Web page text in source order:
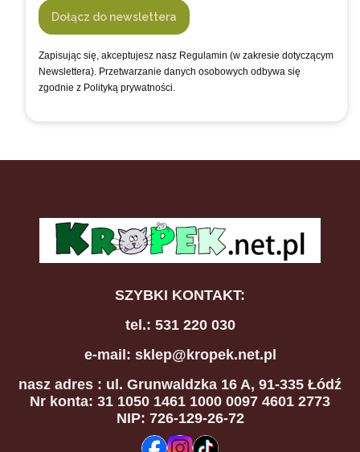
Dołącz do newslettera
Zapisując się, akceptujesz nasz Regulamin (w zakresie dotyczącym
Newslettera). Przetwarzanie danych osobowych odbywa się
zgodnie z Polityką prywatności.
SZYBKI KONTAKT:
tel.: 531 220 030
e-mail: sklep@kropek.net.pl
nasz adres : ul. Grunwaldzka 16 A, 91-335 Łódź
Nr konta: 31 1050 1461 1000 0097 4601 2773
NIP: 726-129-26-72